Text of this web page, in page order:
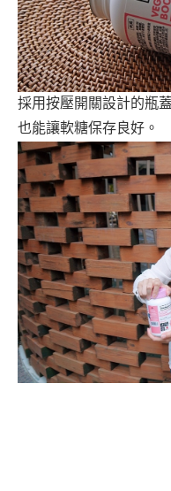
採用按壓開關設計的瓶
也能讓軟糖保存良好。